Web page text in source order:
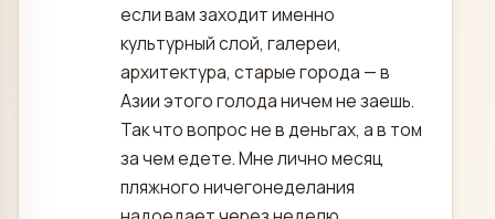
если вам заходит именно
культурный слой, галереи,
архитектура, старые города — в
Азии этого голода ничем не заешь.
Так что вопрос не в деньгах, а в том
за чем едете. Мне лично месяц
пляжного ничегонеделания